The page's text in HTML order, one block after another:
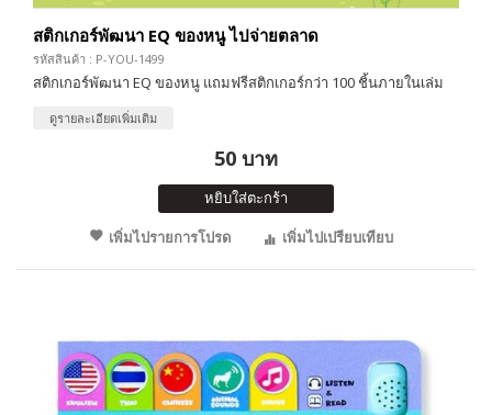
สติกเกอร์พัฒนา EQ ของหนู ไปจ่ายตลาด
รหัสสินค้า : P-YOU-1499
สติกเกอร์พัฒนา EQ ของหนู แถมฟรีสติกเกอร์กว่า 100 ชิ้นภายในเล่ม
ดูรายละเอียดเพิ่มเติม
50 บาท
หยิบใส่ตะกร้า
เพิ่มไปรายการโปรด
เพิ่มไปเปรียบเทียบ